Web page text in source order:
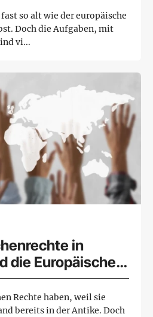
so alt wie der europäische
Doch die Aufgaben, mit
vi...
in
die Europäische
Rechte haben, weil sie
bereits in der Antike. Doch